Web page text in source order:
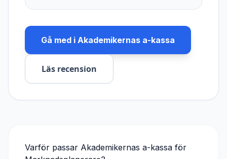
Gå med i Akademikernas a-kassa
Läs recension
Varför passar Akademikernas a-kassa för